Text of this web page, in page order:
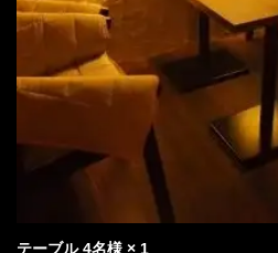
テーブル4名様 × 1